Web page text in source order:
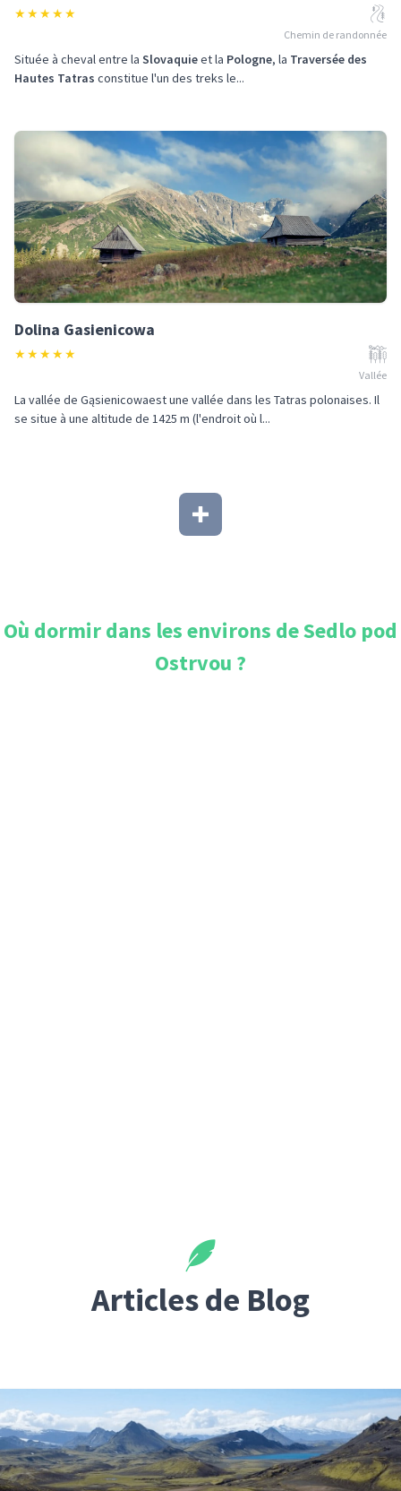
★★★★★
Chemin de randonnée
Située à cheval entre la Slovaquieet la Pologne, la Traversée des
Hautes Tatras constitue l'un des treks le...
Dolina Gasienicowa
★★★★★
Vallée
La vallée de Gąsienicowaest une vallée dans les Tatras polonaises. Il
se situe à une altitude de 1425 m (l'endroit où l...
Où dormir dans les environs deSedlo pod
Ostrvou ?
Articles de Blog